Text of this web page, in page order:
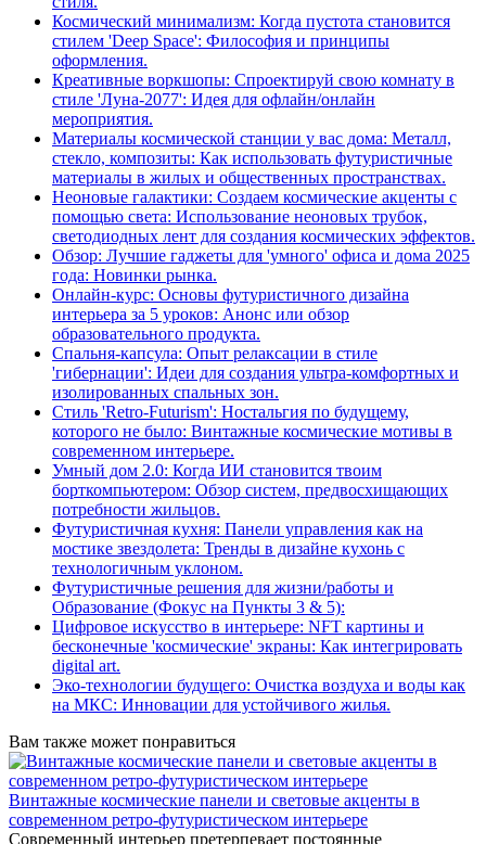
Космический минимализм: Когда пустота становится
стилем 'Deep Space': Философия и принципы
оформления.
Креативные воркшопы: Спроектируй свою комнату в
стиле 'Луна-2077': Идея для офлайн/онлайн
мероприятия.
Материалы космической станции у вас дома: Металл,
стекло, композиты: Как использовать футуристичные
материалы в жилых и общественных пространствах.
Неоновые галактики: Создаем космические акценты с
помощью света: Использование неоновых трубок,
светодиодных лент для создания космических эффектов.
Обзор: Лучшие гаджеты для 'умного' офиса и дома 2025
года: Новинки рынка.
Онлайн-курс: Основы футуристичного дизайна
интерьера за 5 уроков: Анонс или обзор
образовательного продукта.
Спальня-капсула: Опыт релаксации в стиле
'гибернации': Идеи для создания ультра-комфортных и
изолированных спальных зон.
Стиль 'Retro-Futurism': Ностальгия по будущему,
которого не было: Винтажные космические мотивы в
современном интерьере.
Умный дом 2.0: Когда ИИ становится твоим
борткомпьютером: Обзор систем, предвосхищающих
потребности жильцов.
Футуристичная кухня: Панели управления как на
мостике звездолета: Тренды в дизайне кухонь с
технологичным уклоном.
Футуристичные решения для жизни/работы и
Образование (Фокус на Пункты 3 & 5):
Цифровое искусство в интерьере: NFT картины и
бесконечные 'космические' экраны: Как интегрировать
digital art.
Эко-технологии будущего: Очистка воздуха и воды как
на МКС: Инновации для устойчивого жилья.
Вам также может понравиться
Винтажные космические панели и световые акценты в
современном ретро-футуристическом интерьере
Современный интерьер претерпевает постоянные